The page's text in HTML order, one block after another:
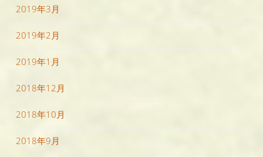
2019年3月
2019年2月
2019年1月
2018年12月
2018年10月
2018年9月